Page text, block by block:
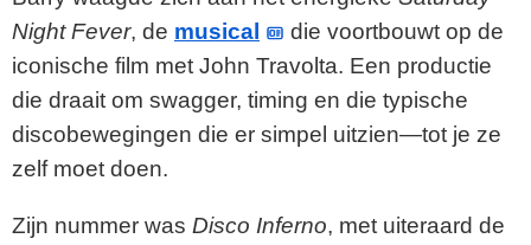
Night Fever, de musical
die voortbouwt op de
iconische film met John Travolta. Een productie
die draait om swagger, timing en die typische
discobewegingen die er simpel uitzien—tot je ze
zelf moet doen.
Zijn nummer was Disco Inferno, met uiteraard de